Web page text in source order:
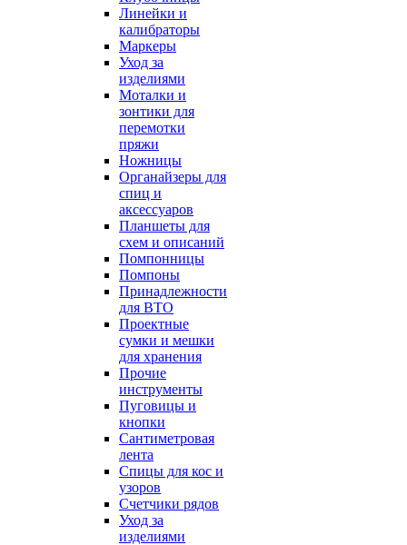
Линейки и
калибраторы
Маркеры
Уход за
изделиями
Моталки и
зонтики для
перемотки
пряжи
Ножницы
Органайзеры для
спиц и
аксессуаров
Планшеты для
схем и описаний
Помпонницы
Помпоны
Принадлежности
для ВТО
Проектные
сумки и мешки
для хранения
Прочие
инструменты
Пуговицы и
кнопки
Сантиметровая
лента
Спицы для кос и
узоров
Счетчики рядов
Уход за
изделиями